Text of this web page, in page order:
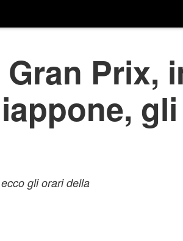
Prix,
gli orari della